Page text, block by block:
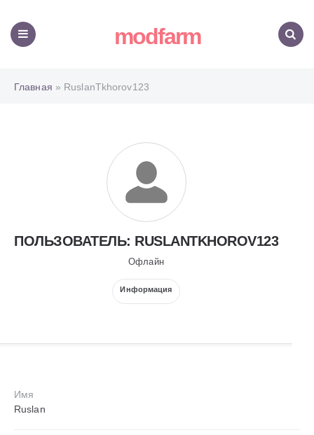
modfarm
Главная » RuslanTkhorov123
ПОЛЬЗОВАТЕЛЬ: RUSLANTKHOROV123
Офлайн
Информация
Имя
Ruslan